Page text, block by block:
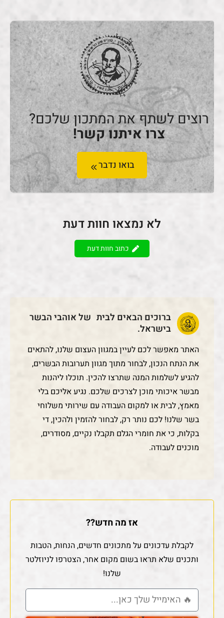
רוצים לשתף את המתכון שלכם?
צרו איתנו קשר!
בואו נדבר
לא נמצאו חוות דעת
כתוב חוות דעת
ברוכים הבאים לבית של אוהבי הבשר
בישראל.
האתר מאפשר לכם לעיין במגוון העצום שלנו, להתאים
את הנתח הנכון, לבחור מתוך מגוון תערובות הבשרים,
להגיע לשלמות המנה שתרצו להכין. תוכלו ליהנות
מבשר איכותי מוכן לצרכים שלכם. נגיע אליכם בלי
מאמץ, לבית או למקום העבודה עם שירותי משלוחי
בשר שלנו! לכם נותר רק, לבחור להזמין ולהכין, די
בקלות, כי את חומרי הגלם תקבלו נקיים, מסודרים,
מוכנים לעבודה.
אז מה חדש??
לקבלת עדכונים על מתכונים חדשים, הנחות, הטבות
ותכנים שלא תראו בשום מקום אחר, הצטרפו לניוזלטר
שלנו!